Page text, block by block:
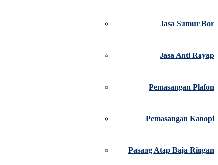
Jasa Sumur Bor
Jasa Anti Rayap
Pemasangan Plafon
Pemasangan Kanopi
Pasang Atap Baja Ringan